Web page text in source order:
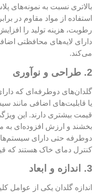
بالاتری نسبت به نمونه‌های
استفاده از مواد مقاوم در
رطوبت، هزینه تولید را
دارای لایه‌های محافظتی
می‌کند.
2. طراحی و نوآوری
گلدان‌های دوطرفه‌ای که
یا قابلیت‌های اضافی مانند
قیمت بیشتری دارند. این
بخشند و ارزش افزوده‌ای به
دوطرفه حتی دارای
کنترل دمای خاک هستند که
3. اندازه و ابعاد
اندازه گلدان یکی از عوامل